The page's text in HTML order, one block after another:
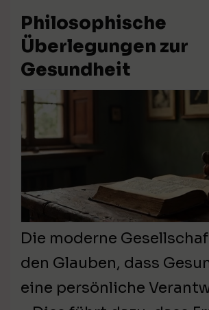
Philosophische
Überlegungen zur
Gesundheit
Die moderne
den Glauben, dass
eine persönliche